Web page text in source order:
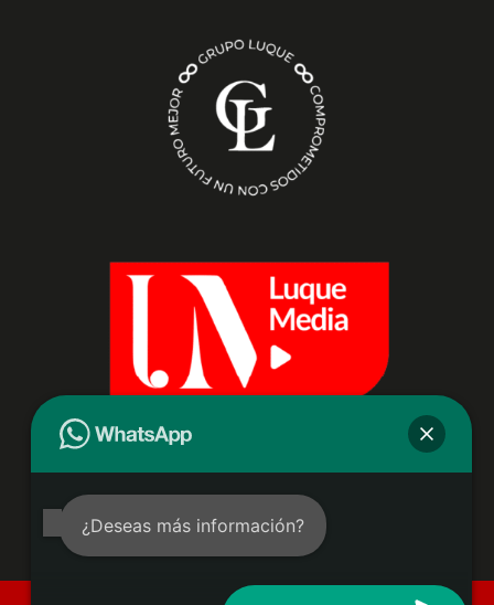
¿Deseas más información?